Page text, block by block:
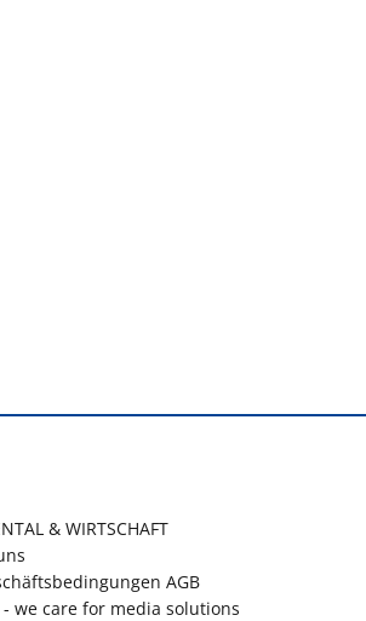
& WIRTSCHAFT
AGB
we care for media solutions